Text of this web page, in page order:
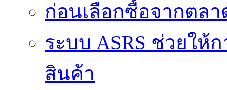
ก่อนเลือกซื้อจากตล
ระบบ ASRS ช่วยให้
สินค้า